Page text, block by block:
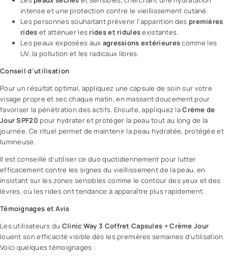
intense et une protection contre le vieillissement cutané.
Les personnes souhaitant prévenir l’apparition des premières
rides et atténuer les rides et ridulesexistantes.
Les peaux exposées aux agressions extérieurescomme les
UV, la pollution et les radicaux libres.
Conseil d’utilisation
Pour un résultat optimal, appliquez une capsule de soin sur votre
visage propre et sec chaque matin, en massant doucement pour
favoriser la pénétration des actifs. Ensuite, appliquez laCrème de
Jour SPF20 pour hydrater et protéger la peau tout au long de la
journée. Ce rituel permet de maintenir la peau hydratée, protégée et
lumineuse.
Il est conseillé d’utiliser ce duo quotidiennement pour lutter
efficacement contre les signes du vieillissement de la peau, en
insistant sur les zones sensibles comme le contour des yeux et des
lèvres, où les rides ont tendance à apparaître plus rapidement.
Témoignages et Avis
Les utilisateurs du Clinic Way 3 Coffret Capsules + Crème Jour
louent son efficacité visible dès les premières semaines d’utilisation.
Voici quelques témoignages :